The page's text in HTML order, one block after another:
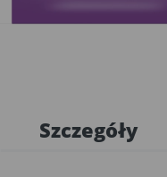
Szczegóły